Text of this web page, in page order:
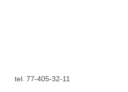
tel. 77-405-32-11